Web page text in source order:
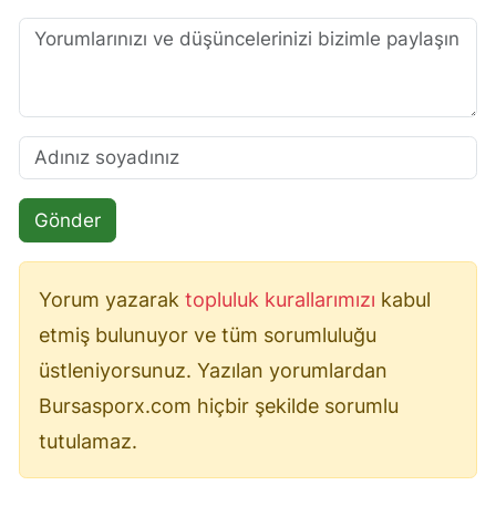
Gönder
Yorum yazarak topluluk kurallarımızı kabul
etmiş bulunuyor ve tüm sorumluluğu
üstleniyorsunuz. Yazılan yorumlardan
Bursasporx.com hiçbir şekilde sorumlu
tutulamaz.